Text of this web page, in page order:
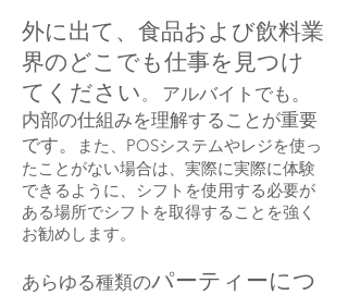
外に出て、食品および飲料業
界のどこでも仕事を見つけ
てください。
アルバイトでも。
内部の仕組みを理解することが重要
です。
また、POSシステムやレジを使っ
たことがない場合は、実際に実際に体験
できるように、シフトを使用する必要が
ある場所でシフトを取得することを強く
お勧めします。
あらゆる種類のパーティーにつ